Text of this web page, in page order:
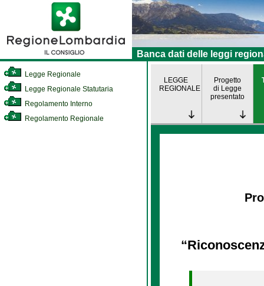
Banca dati delle leggi
Legge Regionale
Legge Regionale Statutaria
Regolamento Interno
Regolamento Regionale
LEGGE
REGIONALE
Progetto
di Legge
presentato